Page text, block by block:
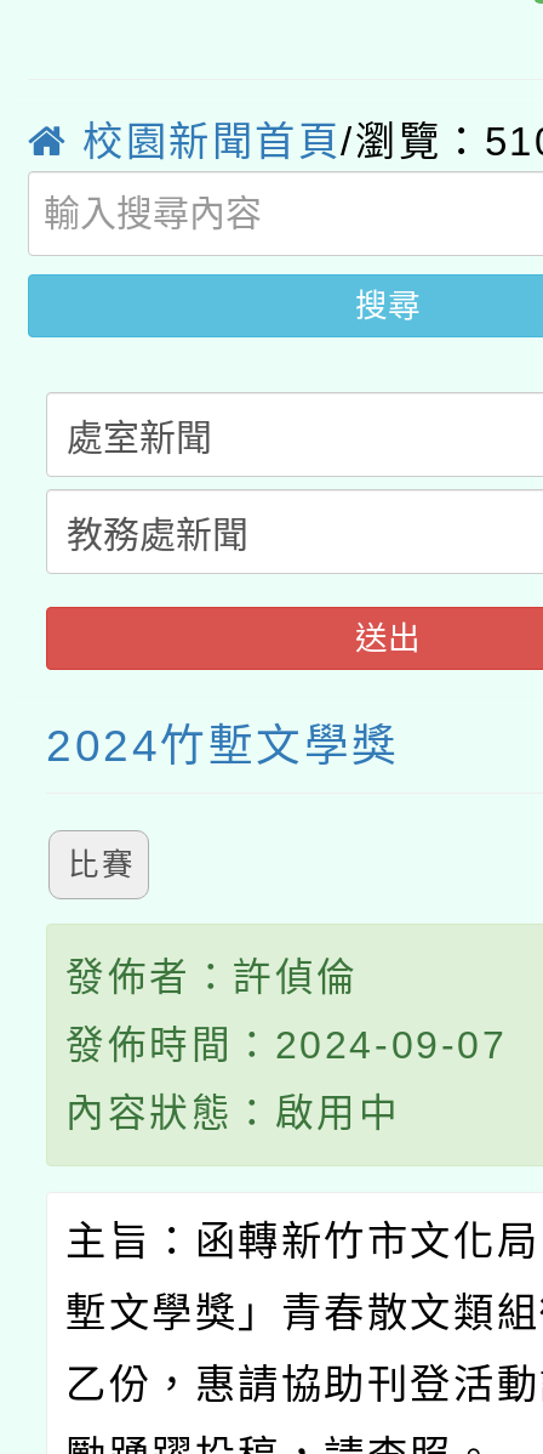
用水績優單位及節水達
動」
桃園市孔廟祈福系列
開 智慧啟航」
2026年桃園地景藝術
校園新聞首頁/瀏覽：
搜尋
送出
2024竹塹文學獎
比賽
發佈者：許偵倫
發佈時間：2024-09-07
內容狀態：啟用中
主旨：函轉新竹市文化
塹文學獎」青春散文類
乙份，惠請協助刊登活